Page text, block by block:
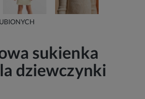
sukienka
dziewczynki